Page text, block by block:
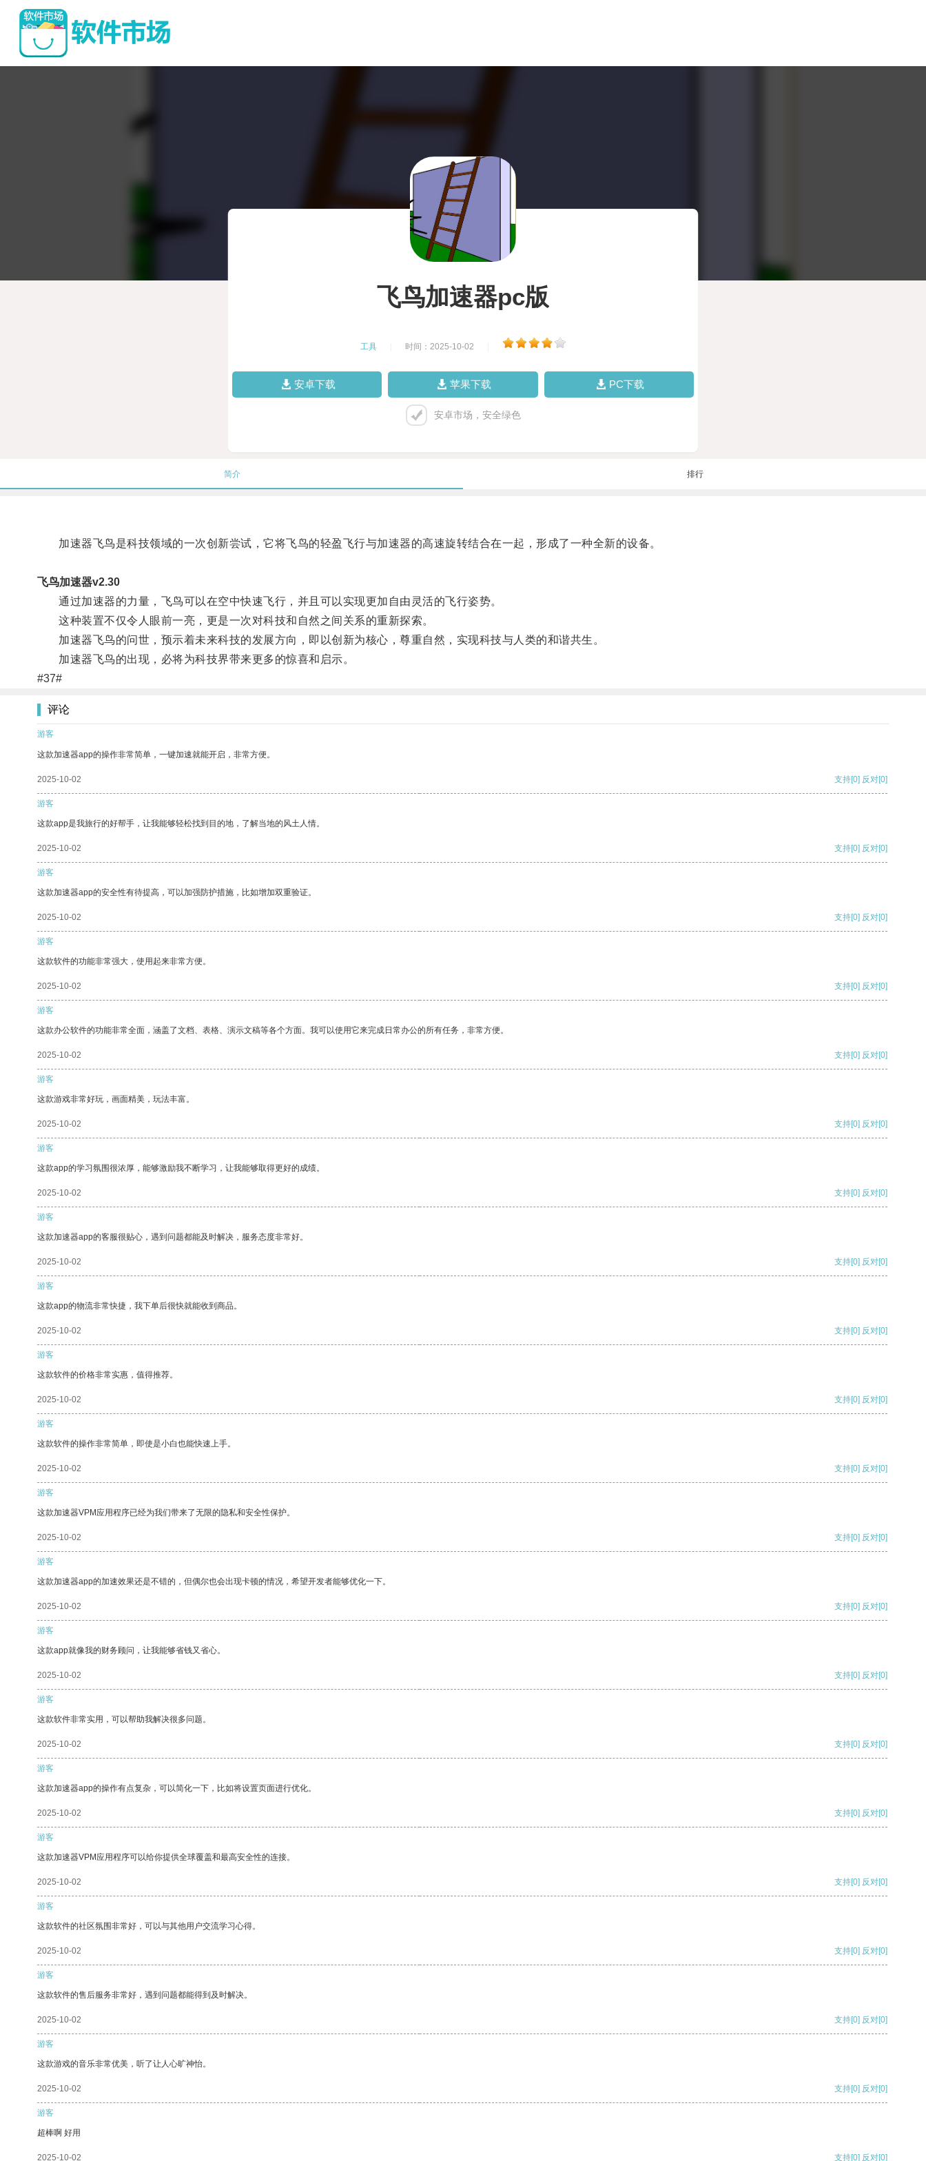
飞鸟加速器pc版
工具 时间：2025-10-02
安卓下载 苹果下载 PC下载
安卓市场，安全绿色
简介 排行
加速器飞鸟是科技领域的一次创新尝试，它将飞鸟的轻盈飞行与加速器的高速旋转结合在一起，形成了一种全新的设备。
飞鸟加速器v2.30
通过加速器的力量，飞鸟可以在空中快速飞行，并且可以实现更加自由灵活的飞行姿势。
这种装置不仅令人眼前一亮，更是一次对科技和自然之间关系的重新探索。
加速器飞鸟的问世，预示着未来科技的发展方向，即以创新为核心，尊重自然，实现科技与人类的和谐共生。
加速器飞鸟的出现，必将为科技界带来更多的惊喜和启示。
#37#
评论
游客
这款加速器app的操作非常简单，一键加速就能开启，非常方便。
2025-10-02 支持[0] 反对[0]
游客
这款app是我旅行的好帮手，让我能够轻松找到目的地，了解当地的风土人情。
2025-10-02 支持[0] 反对[0]
游客
这款加速器app的安全性有待提高，可以加强防护措施，比如增加双重验证。
2025-10-02 支持[0] 反对[0]
游客
这款软件的功能非常强大，使用起来非常方便。
2025-10-02 支持[0] 反对[0]
游客
这款办公软件的功能非常全面，涵盖了文档、表格、演示文稿等各个方面。我可以使用它来完成日常办公的所有任务，非常方便。
2025-10-02 支持[0] 反对[0]
游客
这款游戏非常好玩，画面精美，玩法丰富。
2025-10-02 支持[0] 反对[0]
游客
这款app的学习氛围很浓厚，能够激励我不断学习，让我能够取得更好的成绩。
2025-10-02 支持[0] 反对[0]
游客
这款加速器app的客服很贴心，遇到问题都能及时解决，服务态度非常好。
2025-10-02 支持[0] 反对[0]
游客
这款app的物流非常快捷，我下单后很快就能收到商品。
2025-10-02 支持[0] 反对[0]
游客
这款软件的价格非常实惠，值得推荐。
2025-10-02 支持[0] 反对[0]
游客
这款软件的操作非常简单，即使是小白也能快速上手。
2025-10-02 支持[0] 反对[0]
游客
这款加速器VPM应用程序已经为我们带来了无限的隐私和安全性保护。
2025-10-02 支持[0] 反对[0]
游客
这款加速器app的加速效果还是不错的，但偶尔也会出现卡顿的情况，希望开发者能够优化一下。
2025-10-02 支持[0] 反对[0]
游客
这款app就像我的财务顾问，让我能够省钱又省心。
2025-10-02 支持[0] 反对[0]
游客
这款软件非常实用，可以帮助我解决很多问题。
2025-10-02 支持[0] 反对[0]
游客
这款加速器app的操作有点复杂，可以简化一下，比如将设置页面进行优化。
2025-10-02 支持[0] 反对[0]
游客
这款加速器VPM应用程序可以给你提供全球覆盖和最高安全性的连接。
2025-10-02 支持[0] 反对[0]
游客
这款软件的社区氛围非常好，可以与其他用户交流学习心得。
2025-10-02 支持[0] 反对[0]
游客
这款软件的售后服务非常好，遇到问题都能得到及时解决。
2025-10-02 支持[0] 反对[0]
游客
这款游戏的音乐非常优美，听了让人心旷神怡。
2025-10-02 支持[0] 反对[0]
游客
超棒啊 好用
2025-10-02 支持[0] 反对[0]